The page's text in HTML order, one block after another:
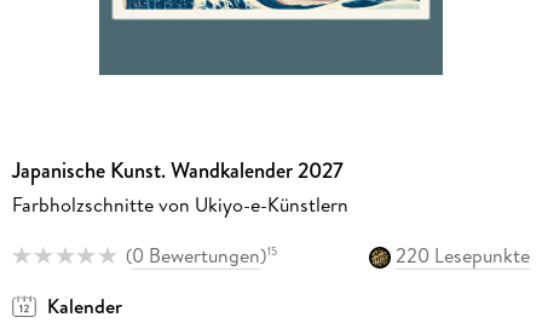
Japanische Kunst. Wandkalender 2027
Farbholzschnitte von Ukiyo-e-Künstlern
(0 Bewertungen)15
220 Lesepunkte
Kalender